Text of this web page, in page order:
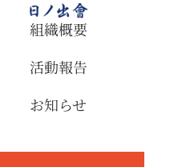
組織概要
活動報告
お知らせ